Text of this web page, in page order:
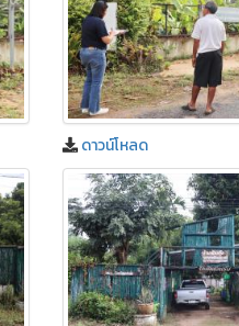
ดาวน์โหลด